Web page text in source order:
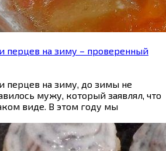
перцев на зиму – проверенный
перцев на зиму, до зимы не
мужу, который заявлял, что
виде. В этом году мы